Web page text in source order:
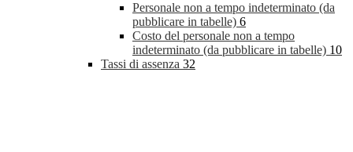
Personale non a tempo indeterminato (da
pubblicare in tabelle) 6
Costo del personale non a tempo
indeterminato (da pubblicare in tabelle) 10
Tassi di assenza 32